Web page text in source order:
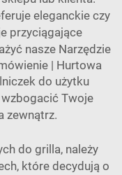
eleganckie czy
przyciągające
nasze Narzędzie
| Hurtowa
do użytku
wzbogacić Twoje
zewnątrz.
do grilla, należy
które decydują o